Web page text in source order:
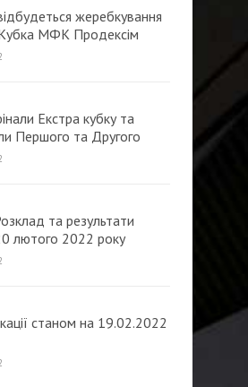
жеребкування
МФК Продексім
Екстра кубку та
Першого та Другого
Кубка МФК «Продексім»
та результати
лютого 2022 року
станом на 19.02.2022